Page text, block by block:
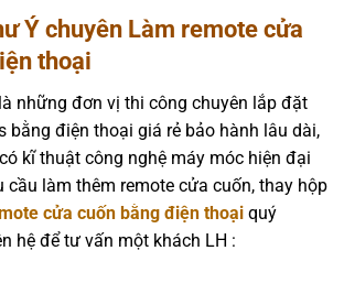
Ý chuyên Làm remote cửa
thoại
là những đơn vị thi công chuyên lắp đặt
bằng điện thoại giá rẻ bảo hành lâu dài,
kĩ thuật công nghệ máy móc hiện đại
cầu làm thêm remote cửa cuốn, thay hộp
cửa cuốn bằng điện thoại quý
hệ để tư vấn một khách LH :